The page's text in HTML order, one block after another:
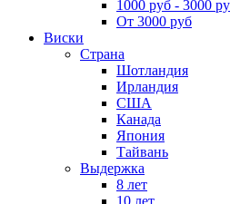
1000 руб - 3000
От 3000 руб
Виски
Страна
Шотландия
Ирландия
США
Канада
Япония
Тайвань
Выдержка
8 лет
10 лет